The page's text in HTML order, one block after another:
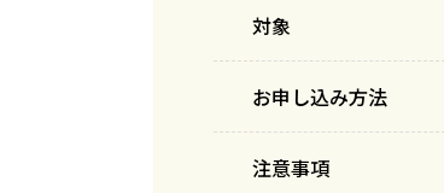
対象
お申し込み方法
注意事項